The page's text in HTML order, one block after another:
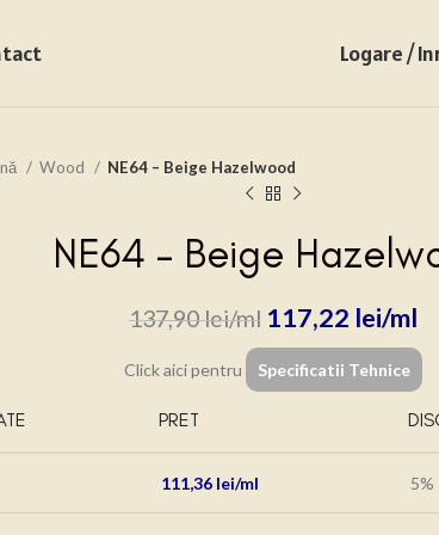
Logare /
Wood NE64 – Beige Hazelwood
NE64 – Beige
137,90lei 117,22 lei
Click aici pentru Specificatii Tehnice
PRET
111,36 lei 5%